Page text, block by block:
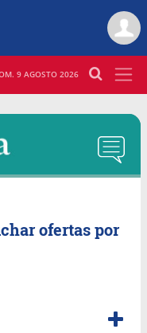
9 AGOSTO 2026
ofertas por